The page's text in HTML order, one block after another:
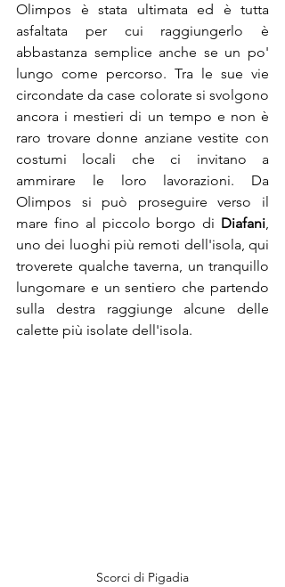
Olimpos è stata ultimata ed è tutta
asfaltata per cui raggiungerlo è
abbastanza semplice anche se un po'
lungo come percorso. Tra le sue vie
circondate da case colorate si svolgono
ancora i mestieri di un tempo e non è
raro trovare donne anziane vestite con
costumi locali che ci invitano a
ammirare le loro lavorazioni. Da
Olimpos si può proseguire verso il
mare fino al piccolo borgo di Diafani,
uno dei luoghi più remoti dell'isola, qui
troverete qualche taverna, un tranquillo
lungomare e un sentiero che partendo
sulla destra raggiunge alcune delle
calette più isolate dell'isola.
Scorci di Pigadia